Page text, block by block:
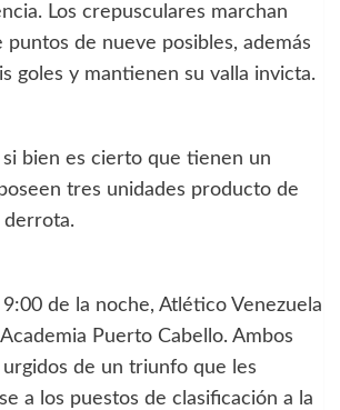
Los crepusculares marchan
puntos de nueve posibles, además
goles y mantienen su valla invicta.
si bien es cierto que tienen un
tres unidades producto de
de la noche, Atlético Venezuela
Puerto Cabello. Ambos
de un triunfo que les
a los puestos de clasificación a la